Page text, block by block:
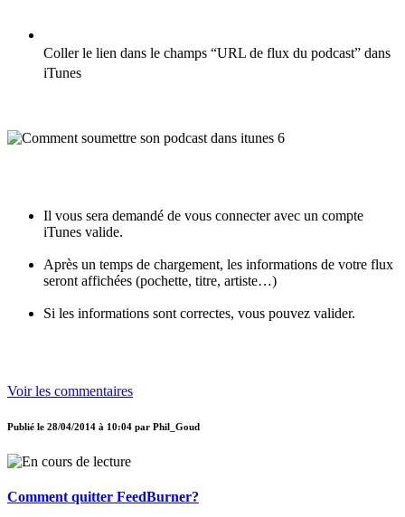
Coller le lien dans le champs “URL de flux du podcast” dans
iTunes
Il vous sera demandé de vous connecter avec un compte
iTunes valide.
Après un temps de chargement, les informations de votre flux
seront affichées (pochette, titre, artiste…)
Si les informations sont correctes, vous pouvez valider.
Voir les commentaires
Publié le 28/04/2014 à 10:04 par Phil_Goud
Comment quitter FeedBurner?